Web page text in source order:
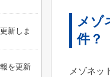
メゾ
件？
メゾネッ
新しま
を更新